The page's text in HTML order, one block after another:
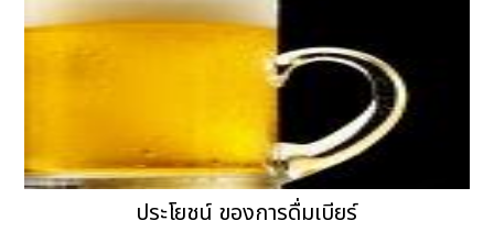
ประโยชน์ ของการดื่มเบียร์